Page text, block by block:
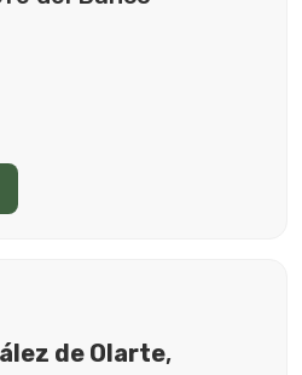
de Olarte,